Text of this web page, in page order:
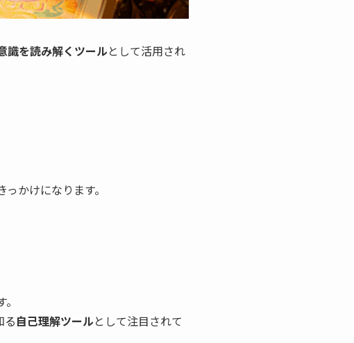
識を読み解くツールとして活用され
っかけになります。
る自己理解ツールとして注目されて